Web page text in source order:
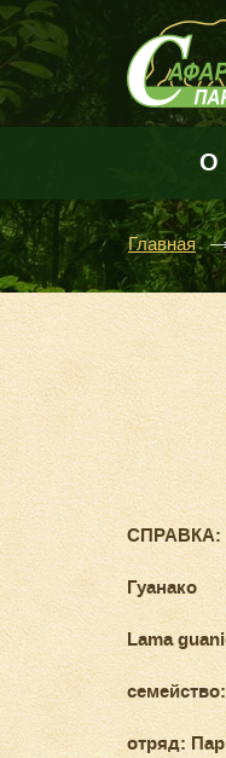
О
Главная
СПРАВКА:
Гуанако
Lama
отряд: